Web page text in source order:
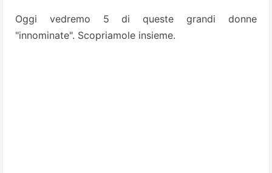
Oggi vedremo 5 di queste grandi donne
"innominate". Scopriamole insieme.